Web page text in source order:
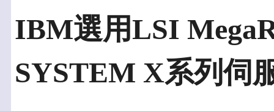
IBM選用LSI
SYSTEM X系列伺